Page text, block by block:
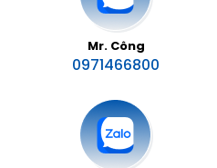
Mr. Công
0971466800